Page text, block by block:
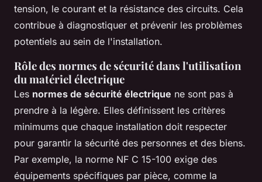
tension, le courant et la résistance des circuits. Cela
contribue à diagnostiquer et prévenir les problèmes
potentiels au sein de l'installation.
Rôle des normes de sécurité dans l'utilisation
du matériel électrique
Les normes de sécurité électrique ne sont pas à
prendre à la légère. Elles définissent les critères
minimums que chaque installation doit respecter
pour garantir la sécurité des personnes et des biens.
Par exemple, la norme NF C 15-100 exige des
équipements spécifiques par pièce, comme la